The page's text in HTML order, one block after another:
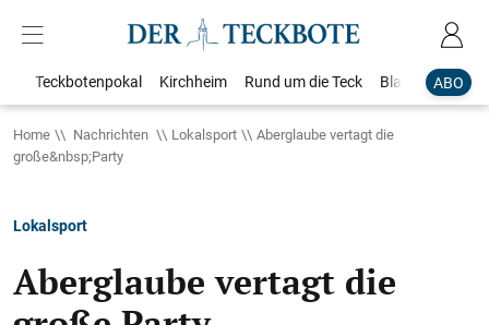
ABO
Teckbotenpokal Kirchheim Rund um die Teck Blaulicht
Home Nachrichten Lokalsport
Aberglaube vertagt die
große&nbsp;Party
Lokalsport
Aberglaube vertagt die